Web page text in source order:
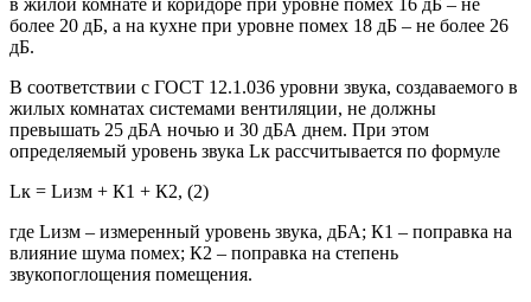
более 20 дБ, а на кухне при уровне помех 18 дБ – не более 26
дБ.
В соответствии с ГОСТ 12.1.036 уровни звука, создаваемого в
жилых комнатах системами вентиляции, не должны
превышать 25 дБА ночью и 30 дБА днем. При этом
определяемый уровень звука Lк рассчитывается по формуле
Lк = Lизм + К1 + К2, (2)
где Lизм – измеренный уровень звука, дБА; К1 – поправка на
влияние шума помех; К2 – поправка на степень
звукопоглощения помещения.